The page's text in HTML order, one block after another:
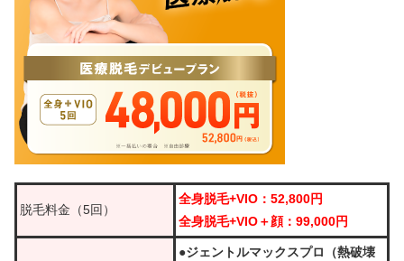
脱毛料金（5回）
全身脱毛+VIO：52,800円
全身脱毛+VIO＋顔：99,000円
●ジェントルマックスプロ（熱破壊